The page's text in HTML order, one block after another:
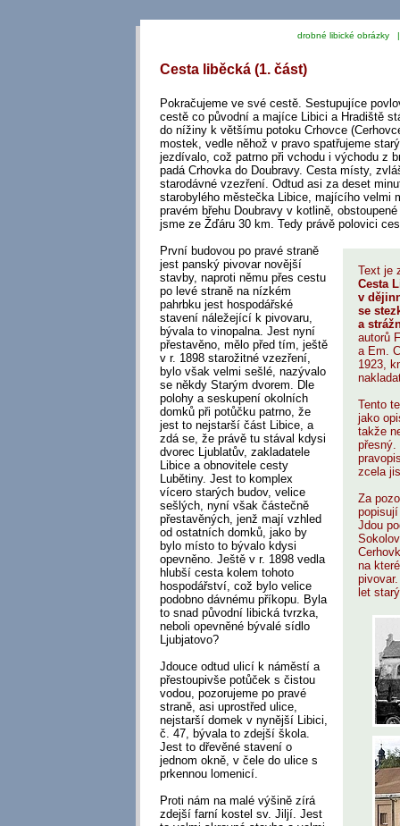
drobné libické
Cesta liběcká (1. část)
Pokračujeme ve své cestě. Sestupujíce
cestě co původní a majíce Libici a Hradiště
do nížiny k většímu potoku Crhovce
mostek, vedle něhož v pravo spatřujeme
jezdívalo, což patrno při vchodu i východu z
padá Crhovka do Doubravy. Cesta místy,
starodávné vzezření. Odtud asi za deset
starobylého městečka Libice, majícího velmi
pravém břehu Doubravy v kotlině,
jsme ze Žďáru 30 km. Tedy právě polovici
Text je
Cesta
v
se
a
autorů
a Em.
1923,
Tento
jako
takže
přesný.
zcela
Za
Jdou
na
let
První budovou po pravé straně
jest panský pivovar novější
stavby, naproti němu přes cestu
po levé straně na nízkém
pahrbku jest hospodářské
stavení náležející k pivovaru,
bývala to vinopalna. Jest nyní
přestavěno, mělo před tím, ještě
v r. 1898 starožitné vzezření,
bylo však velmi sešlé, nazývalo
se někdy Starým dvorem. Dle
polohy a seskupení okolních
domků při potůčku patrno, že
jest to nejstarší část Libice, a
zdá se, že právě tu stával kdysi
dvorec Ljublatův, zakladatele
Libice a obnovitele cesty
Lubětiny. Jest to komplex
vícero starých budov, velice
sešlých, nyní však částečně
přestavěných, jenž mají vzhled
od ostatních domků, jako by
bylo místo to bývalo kdysi
opevněno. Ještě v r. 1898 vedla
hlubší cesta kolem tohoto
hospodářství, což bylo velice
podobno dávnému příkopu. Byla
to snad původní libická tvrzka,
neboli opevněné bývalé sídlo
Ljubjatovo?
Jdouce odtud ulicí k náměstí a
přestoupivše potůček s čistou
vodou, pozorujeme po pravé
straně, asi uprostřed ulice,
nejstarší domek v nynější Libici,
č. 47, bývala to zdejší škola.
Jest to dřevěné stavení o
jednom okně, v čele do ulice s
prkennou lomenicí.
Proti nám na malé výšině zírá
zdejší farní kostel sv. Jiljí. Jest